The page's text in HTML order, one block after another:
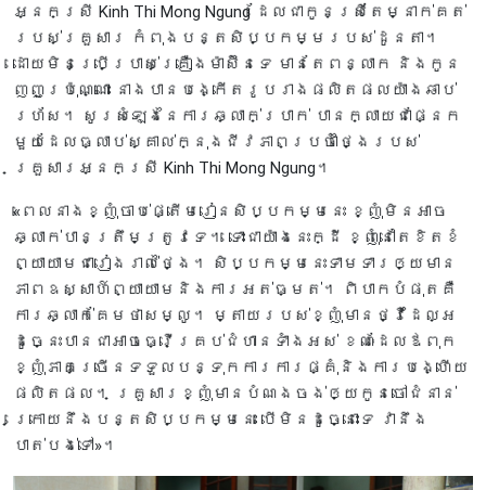
អ្នកស្រី Kinh Thi Mong Ngung ដែលជាកូនស្រីតែម្នាក់គត់
របស់គ្រួសារ កំពុងបន្តសិប្បកម្មរបស់ដូនតា។
ដោយមិនប្រើប្រាស់គ្រឿងម៉ាស៊ីនទេ មានតែពន្លាក និងកូន
ញញួរប៉ុណ្ណោះ នាងបានបង្កើតរូបរាងផលិតផលយ៉ាងឆាប់
រហ័ស។ សូរសំឡេងនៃការឆ្លាក់ប្រាក់ បានក្លាយជាផ្នែក
មួយដែលធ្លាប់ស្គាល់ក្នុងជីវភាពប្រចាំថ្ងៃរបស់
គ្រួសារអ្នកស្រី Kinh Thi Mong Ngung។
«ពេលនាងខ្ញុំចាប់ផ្តើមរៀនសិប្បកម្មនេះ ខ្ញុំមិនអាច
ឆ្លាក់បានត្រឹមត្រូវទេ។ ទោះជាយ៉ាងនេះក្ដី ខ្ញុំនៅតែខិតខំ
ព្យាយាមជារៀងរាល់ថ្ងៃ។ សិប្បកម្មនេះទាមទារឲ្យមាន
ភាពឧស្សាហ៍ព្យាយាមនិងការអត់ធ្មត់។ ពិបាកបំផុតគឺ
ការឆ្លាក់គែមថាសម្លូ។ ម្តាយរបស់ខ្ញុំមានថ្វីដៃល្អ
ដូច្នេះបានជាអាចធ្វើគ្រប់ជំហានទាំងអស់ ខណៈដែលឪពុក
ខ្ញុំភាគច្រើនទទួលបន្ទុកការការផ្គុំនិងការបង្ហើយ
ផលិតផល។ គ្រួសារខ្ញុំមានបំណងចង់ឲ្យកូនចៅជំនាន់
ក្រោយនឹងបន្តសិប្បកម្មនេះ បើមិនដូច្នោះទេ វានឹង
បាត់បង់ទៅ»។